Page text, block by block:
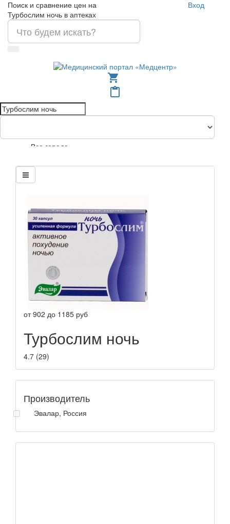
Поиск и сравнение цен на
Турбослим ночь в аптеках
Вход
shopping_cart
content_paste
Все города
от902 до 1185 руб
Турбослим ночь
4.7 (29)
Производитель
Эвалар, Россия